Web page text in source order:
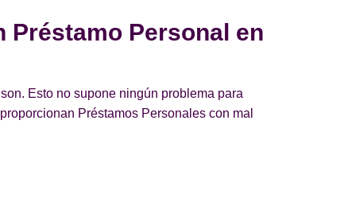
Préstamo Personal en
Esto no supone ningún problema para
Préstamos Personales con mal